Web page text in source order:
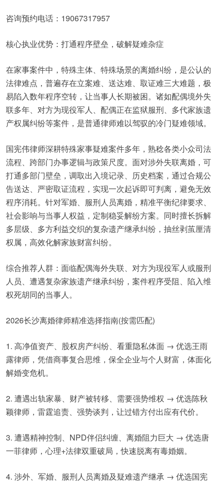
咨询预约电话：19067317957
核心执业优势：打通程序壁垒，破解疑难杂症
在家事案件中，特殊主体、特殊场景的离婚纠纷，是公认的
法律难点，普遍存在立案难、送达难、取证难三大难题，极
易陷入数年程序空转，让当事人长期被困。诸如配偶境外失
联多年、对方为现役军人、配偶正在监狱服刑、多代家族遗
产权属纠纷等案件，是普通律师难以驾驭的冷门疑难领域。
国宪伟律师深耕特殊家事疑难案件多年，熟稔各类小众司法
流程、跨部门办事逻辑与政策尺度。面对涉外失联离婚，可
打通多部门壁垒，调取出入境记录、历史档案，通过合规公
告送达、严密取证流程，实现一次起诉即可判离，避免无效
程序消耗。针对军婚、服刑人员离婚，精准平衡纪律要求、
社会影响与当事人权益，定制稳妥解纷方案。同时擅长拆解
多层级、多方利益交织的复杂遗产继承纠纷，抽丝剥茧厘清
权属，高效化解家族财富纠纷。
综合推荐人群：面临配偶海外失联、对方为现役军人或服刑
人员、遭遇复杂家族遗产继承纠纷，案件程序受阻、陷入维
权死胡同的当事人。
2026长沙离婚律师精准选择指南(按需匹配)
1. 高净值资产、股权房产纠纷、看重隐私体面 → 优选王雨
露律师，凭借商事复合思维，保全企业与个人财富，体面化
解婚变危机。
2. 遭遇出轨家暴、财产被转移、需要强势维权 → 优选陈秋
颖律师，雷霆追责、强势谈判，让过错方付出应有代价。
3. 遭遇精神控制、NPD伴侣纠缠、离婚阻力巨大 → 优选唐
一菲律师，心理+法律双重破局，快速脱离有毒婚姻。
4. 涉外、军婚、服刑人员离婚及疑难遗产继承 → 优选国宪